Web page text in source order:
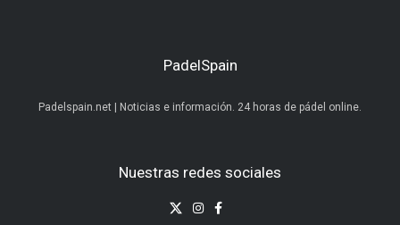
PadelSpain
Padelspain.net | Noticias e información. 24 horas de pádel online.
Nuestras redes sociales